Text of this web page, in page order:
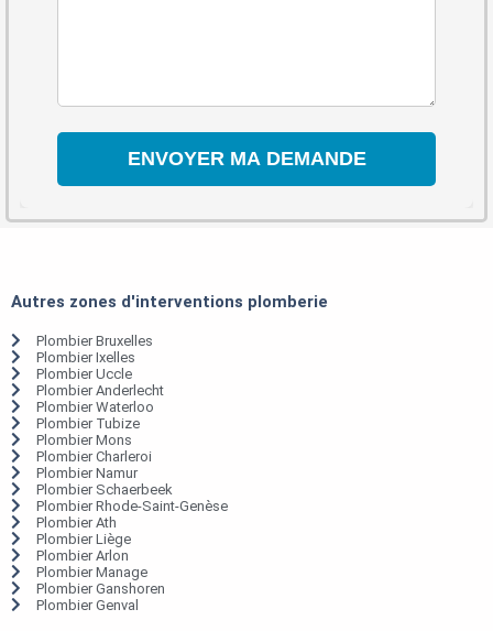
Autres zones d'interventions plomberie
Plombier Bruxelles
Plombier Ixelles
Plombier Uccle
Plombier Anderlecht
Plombier Waterloo
Plombier Tubize
Plombier Mons
Plombier Charleroi
Plombier Namur
Plombier Schaerbeek
Plombier Rhode-Saint-Genèse
Plombier Ath
Plombier Liège
Plombier Arlon
Plombier Manage
Plombier Ganshoren
Plombier Genval